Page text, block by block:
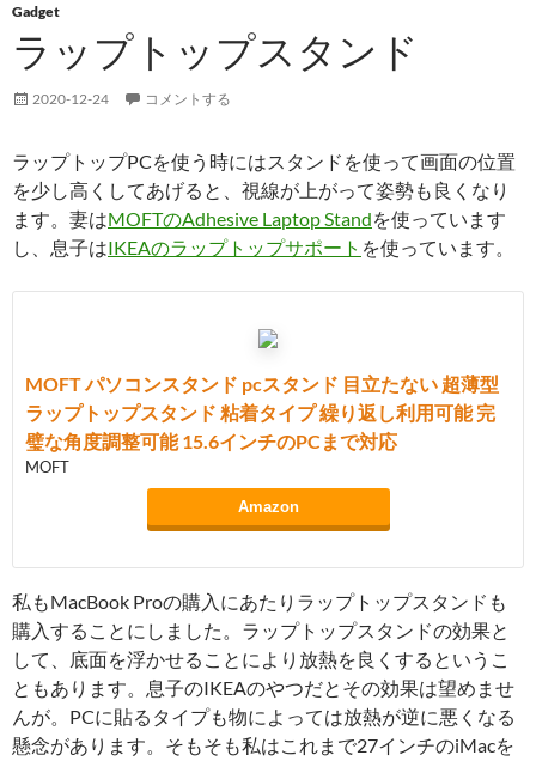
Gadget
ラップトップスタンド
2020-12-24 コメントする
ラップトップPCを使う時にはスタンドを使って画面の位置
を少し高くしてあげると、視線が上がって姿勢も良くなり
ます。妻はMOFTのAdhesive Laptop Standを使っています
し、息子はIKEAのラップトップサポート を使っています。
MOFT パソコンスタンド pcスタンド 目立たない 超薄型
ラップトップスタンド 粘着タイプ 繰り返し利用可能 完
璧な角度調整可能 15.6インチのPCまで対応
MOFT
Amazon
私もMacBook Proの購入にあたりラップトップスタンドも
購入することにしました。ラップトップスタンドの効果と
して、底面を浮かせることにより放熱を良くするというこ
ともあります。息子のIKEAのやつだとその効果は望めませ
んが。PCに貼るタイプも物によっては放熱が逆に悪くなる
懸念があります。そもそも私はこれまで27インチのiMacを